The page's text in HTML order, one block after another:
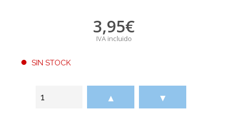
3,95€
IVA incluido
SIN STOCK
▲ ▼